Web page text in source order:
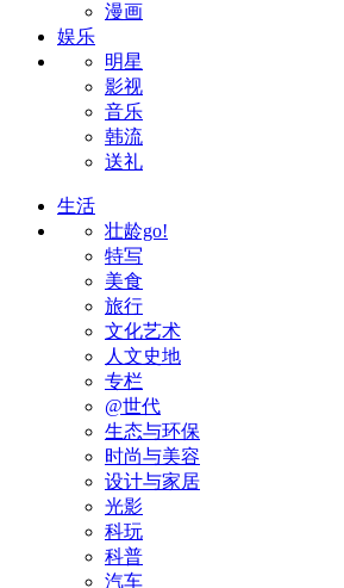
漫画
娱乐
明星
影视
音乐
韩流
送礼
生活
壮龄go!
特写
美食
旅行
文化艺术
人文史地
专栏
@世代
生态与环保
时尚与美容
设计与家居
光影
科玩
科普
汽车